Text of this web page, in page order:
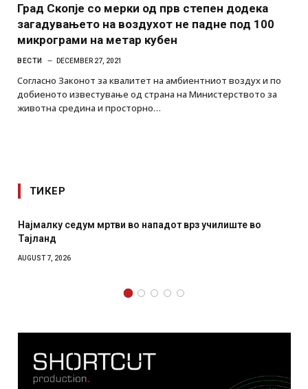
Град Скопје со мерки од прв степен додека
загадувањето на воздухот не падне под 100
микрограми на метар кубен
ВЕСТИ DECEMBER 27, 2021
Согласно Законот за квалитет на амбиентниот воздух и по
добиеното известување од страна на Министерството за
животна средина и просторно…
ТИКЕР
Најмалку седум мртви во нападот врз училиште во
Тајланд
AUGUST 7, 2026